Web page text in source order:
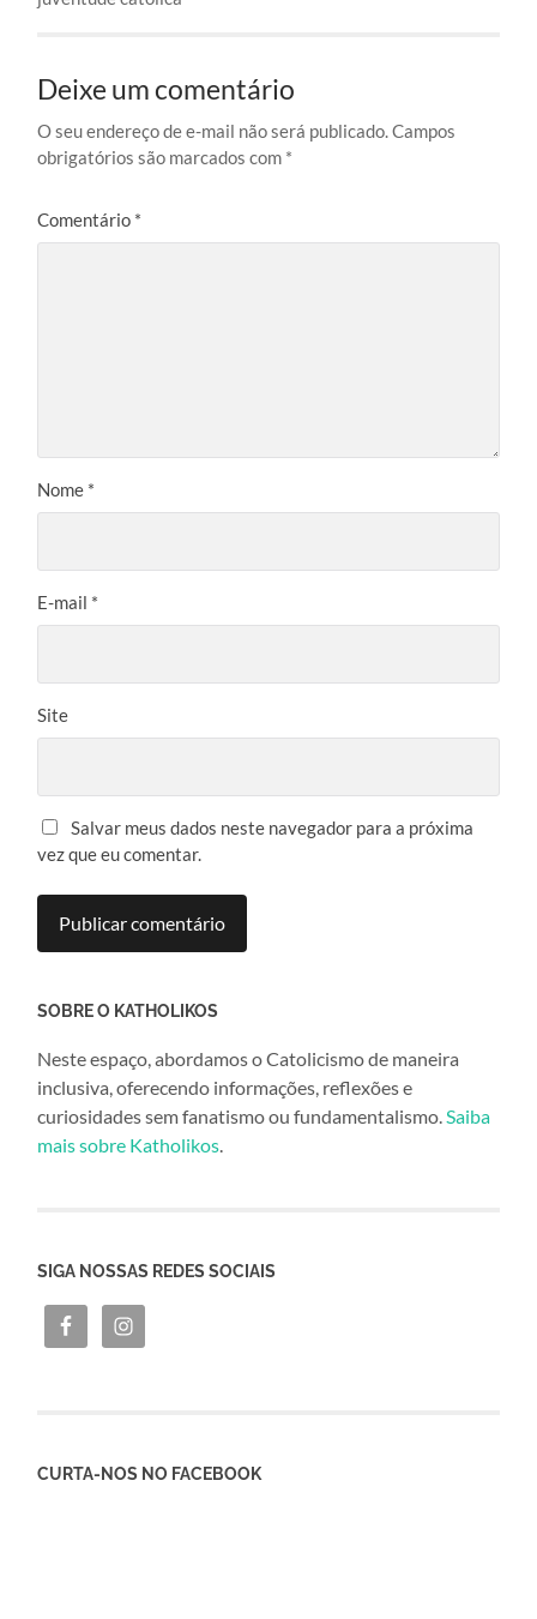
Deixe um comentário
O seu endereço de e-mail não será publicado.Campos
obrigatórios são marcados com *
Comentário *
Nome *
E-mail *
Site
Salvar meus dados neste navegador para a próxima
vez que eu comentar.
SOBRE O KATHOLIKOS
Neste espaço, abordamos o Catolicismo de maneira
inclusiva, oferecendo informações, reflexões e
curiosidades sem fanatismo ou fundamentalismo. Saiba
mais sobre Katholikos
SIGA NOSSAS REDES SOCIAIS
CURTA-NOS NO FACEBOOK